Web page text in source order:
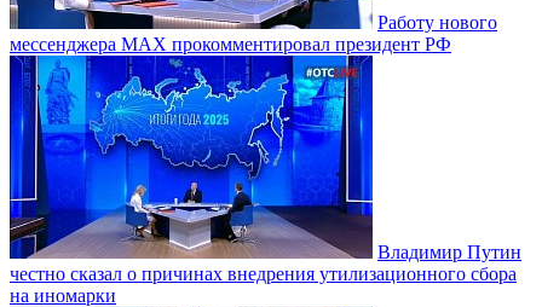
Работу нового
мессенджера MAX прокомментировал президент РФ
Владимир Путин
честно сказал о причинах внедрения утилизационного сбора
на иномарки